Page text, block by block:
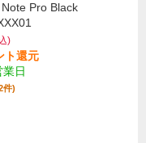
Pro Black
)
ト還元
日
件)